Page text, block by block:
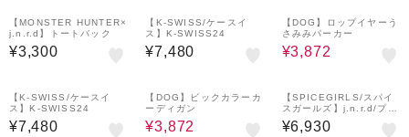
【MONSTER HUNTER×
j.n.r.d】トートバック
¥3,300
【K-SWISS/ケースイ
ス】K-SWISS24
¥7,480
【DOG】ロップイヤーう
さみみパーカー
¥3,872
【K-SWISS/ケースイ
ス】K-SWISS24
¥7,480
【DOG】ビックカラーカ
ーディガン
¥3,872
【SPICEGIRLS/スパイ
スガールズ】j.n.r.d/プレ
イリストバックプリント
ロンT
¥6,930